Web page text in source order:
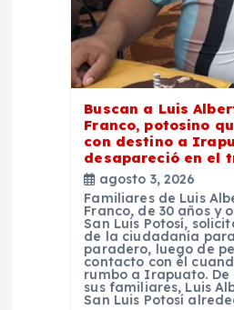
Buscan a Luis
Franco, potosino
con destino a
desapareció en el
agosto 3, 2026
Familiares de Luis
Franco, de 30 años y
San Luis Potosí,
de la ciudadanía
paradero, luego de
contacto con él
rumbo a Irapuato. De
sus familiares, Luis
San Luis Potosí